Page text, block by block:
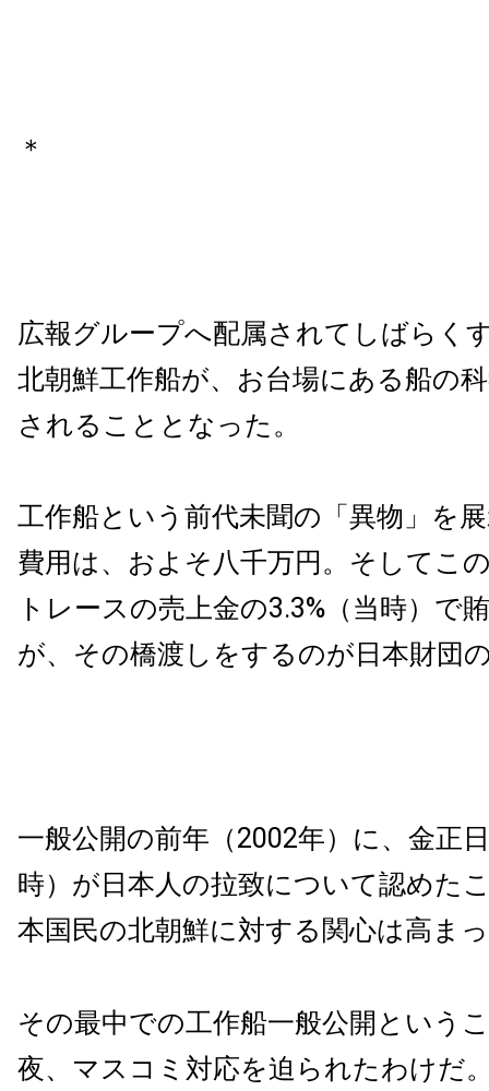
＊
広報グループへ配属されてしばらく
北朝鮮工作船が、お台場にある船の
されることとなった。
工作船という前代未聞の「異物」を
費用は、およそ八千万円。そしてこ
トレースの売上金の3.3%（当時）で
が、その橋渡しをするのが日本財団
一般公開の前年（2002年）に、金正
時）が日本人の拉致について認めた
本国民の北朝鮮に対する関心は高ま
その最中での工作船一般公開という
夜、マスコミ対応を迫られたわけだ